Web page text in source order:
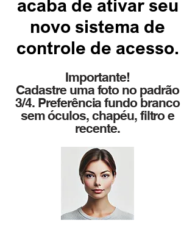
acaba de ativar seu
novo sistema de
controle de acesso.
Importante!
Cadastre uma foto no padrão
3/4. Preferência fundo branco
sem óculos, chapéu, filtro e
recente.